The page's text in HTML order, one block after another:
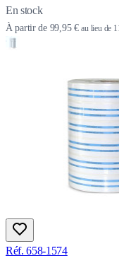
En stock
À partir de 99,95 € au lieu de
Réf. 658-1574